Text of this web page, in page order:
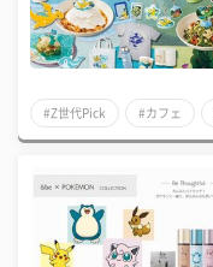
#Z世代Pick #カフェ